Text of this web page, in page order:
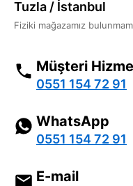
Tuzla / İstanbul
Fiziki mağazamız
Müşteri
0551 154 72 91
WhatsApp
0551 154 72 91
E-mail